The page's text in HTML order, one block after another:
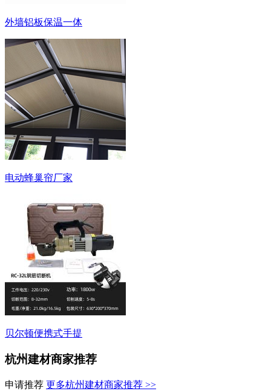
外墙铝板保温一体
电动蜂巢帘厂家
贝尔顿便携式手提
杭州建材商家推荐
申请推荐 更多杭州建材商家推荐 >>